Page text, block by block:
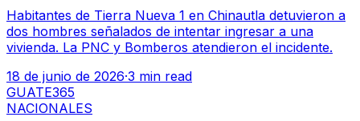
Habitantes de Tierra Nueva 1 en Chinautla detuvieron a
dos hombres señalados de intentar ingresar a una
vivienda. La PNC y Bomberos atendieron el incidente.
18 de junio de 2026·3 min read
GUATE365
NACIONALES